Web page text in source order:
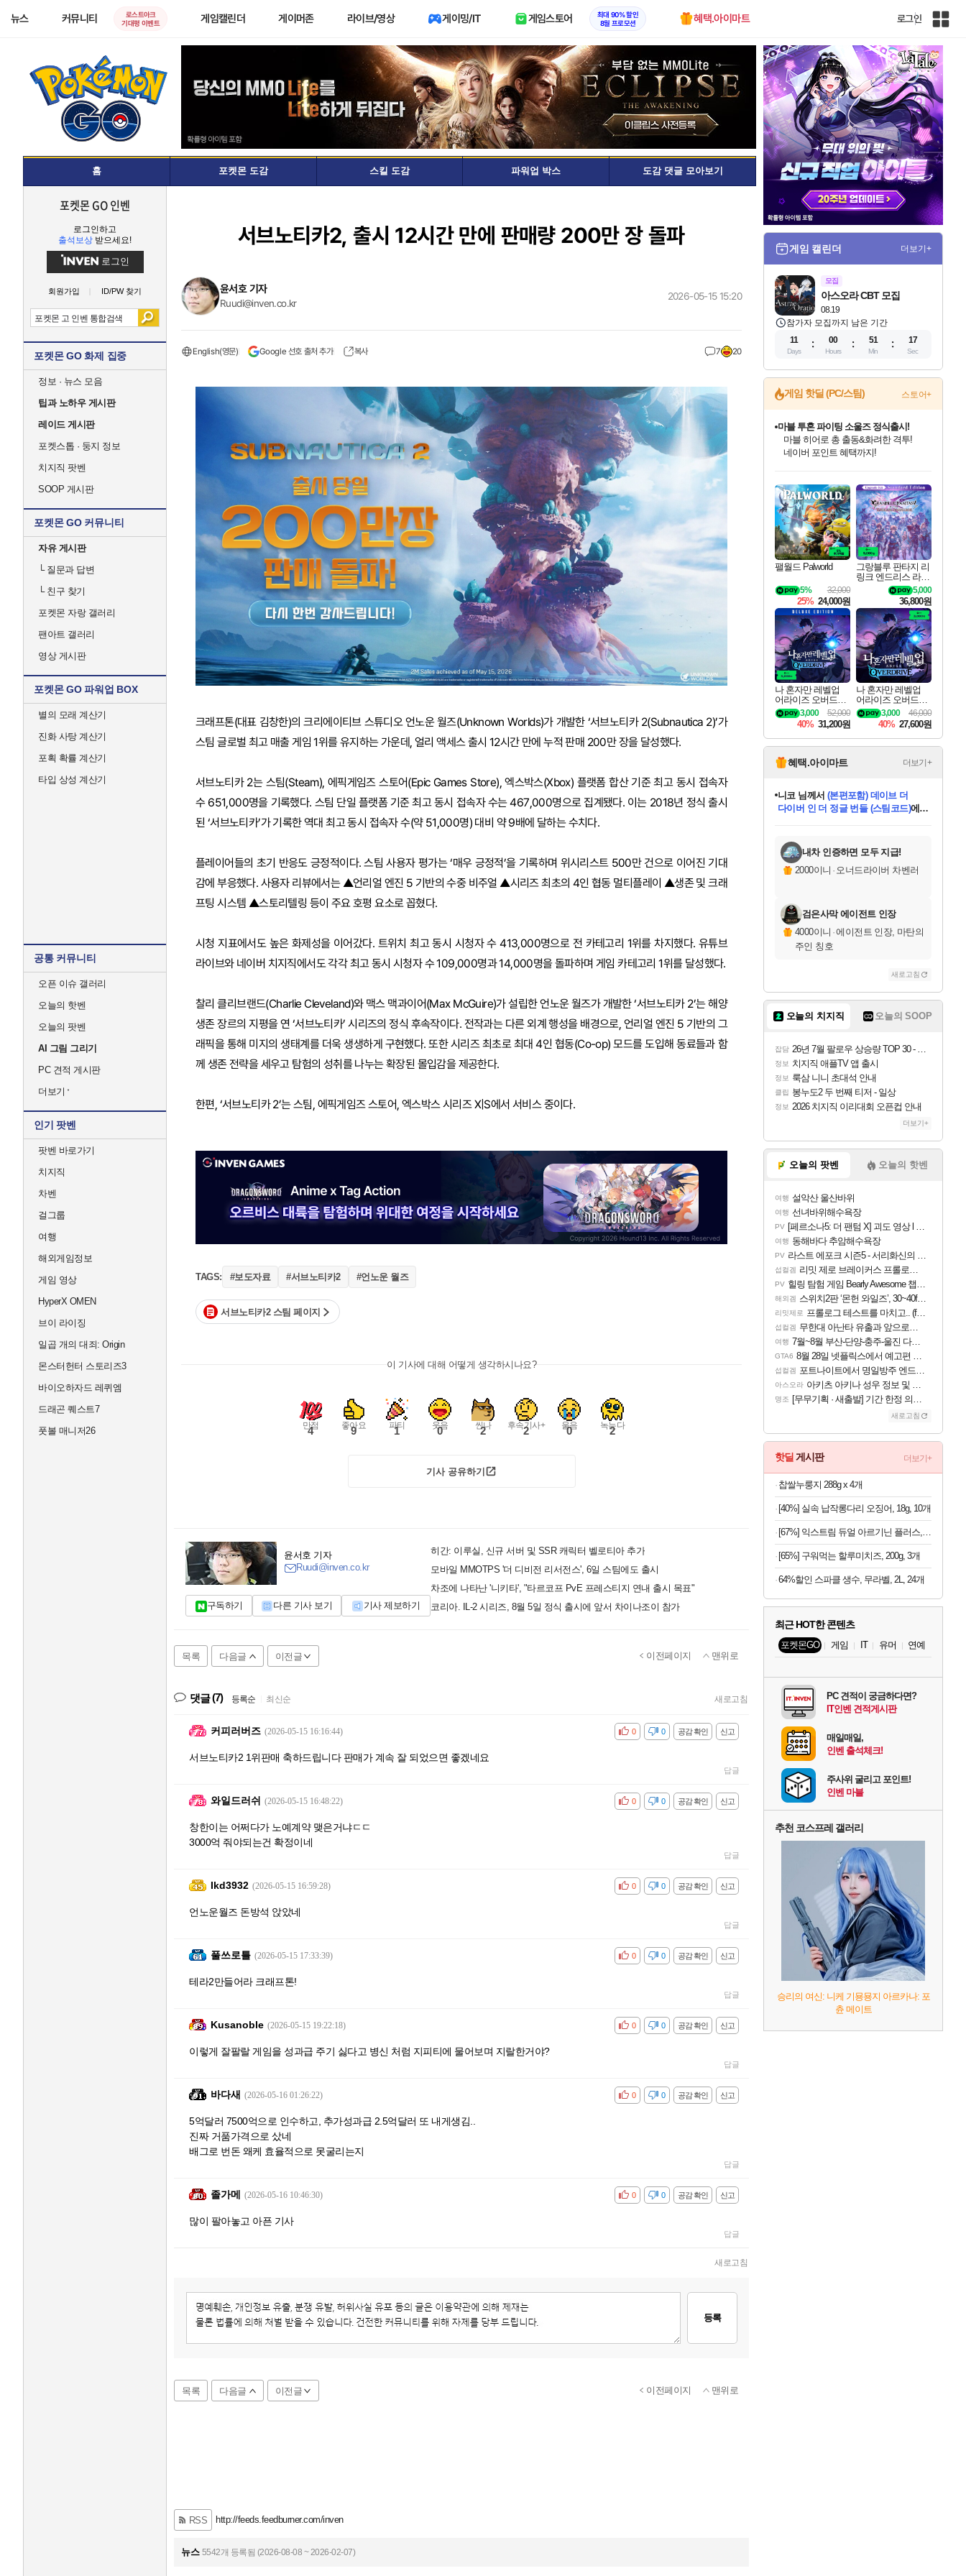
뉴스 커뮤니티
로스트아크
기대평 이벤트
게임캘린더 게이머존 라이브/영상 게이밍/IT 게임스토어
최대 90% 할인
8월 프로모션
혜택.아이마트 로그인
인
체
사
트
맵
홈 포켓몬 도감 스킬 도감 파워업 박스 도감 댓글 모아보기
포켓몬 GO 인벤
로그인하고
출석보상 받으세요!
로그인
회원가입 ID/PW 찾기
포켓몬 GO 화제 집중
정보 · 뉴스 모음
팁과 노하우 게시판
레이드 게시판
포켓스톱 · 둥지 정보
치지직 팟벤
SOOP 게시판
포켓몬 GO 커뮤니티
자유 게시판
└질문과 답변
└친구 찾기
포켓몬 자랑 갤러리
팬아트 갤러리
영상 게시판
포켓몬 GO 파워업 BOX
별의 모래 계산기
진화 사탕 계산기
포획 확률 계산기
타입 상성 계산기
공통 커뮤니티
오픈 이슈 갤러리
오늘의 핫벤
오늘의 팟벤
AI 그림 그리기
PC 견적 게시판
더보기
인기 팟벤
팟벤 바로가기
치지직
차벤
걸그룹
여행
해외게임정보
게임 영상
HyperX OMEN
브이 라이징
일곱 개의 대죄: Origin
몬스터헌터 스토리즈3
바이오하자드 레퀴엠
드래곤 퀘스트7
풋볼 매니저26
서브노티카2, 출시 12시간 만에 판매량 200만 장 돌파
윤서호 기자
Ruudi@inven.co.kr
English(영문) Google 선호 출처 추가 복사 7 20
2026-05-15 15:20
크래프톤(대표 김창한)의 크리에이티브 스튜디오 언노운 월즈(Unknown Worlds)가 개발한 ‘서브노티카 2(Subnautica 2)’가
스팀 글로벌 최고 매출 게임 1위를 유지하는 가운데, 얼리 액세스 출시 12시간 만에 누적 판매 200만 장을 달성했다.
서브노티카 2는 스팀(Steam), 에픽게임즈 스토어(Epic Games Store), 엑스박스(Xbox) 플랫폼 합산 기준 최고 동시 접속자
수 651,000명을 기록했다. 스팀 단일 플랫폼 기준 최고 동시 접속자 수는 467,000명으로 집계됐다. 이는 2018년 정식 출시
된 ‘서브노티카’가 기록한 역대 최고 동시 접속자 수(약 51,000명) 대비 약 9배에 달하는 수치다.
플레이어들의 초기 반응도 긍정적이다. 스팀 사용자 평가는 ‘매우 긍정적’을 기록하며 위시리스트 500만 건으로 이어진 기대
감에 부응했다. 사용자 리뷰에서는 ▲언리얼 엔진 5 기반의 수중 비주얼 ▲시리즈 최초의 4인 협동 멀티플레이 ▲생존 및 크래
프팅 시스템 ▲스토리텔링 등이 주요 호평 요소로 꼽혔다.
시청 지표에서도 높은 화제성을 이어갔다. 트위치 최고 동시 시청자 수 413,000명으로 전 카테고리 1위를 차지했다. 유튜브
라이브와 네이버 치지직에서도 각각 최고 동시 시청자 수 109,000명과 14,000명을 돌파하며 게임 카테고리 1위를 달성했다.
찰리 클리브랜드(Charlie Cleveland)와 맥스 맥과이어(Max McGuire)가 설립한 언노운 월즈가 개발한 ‘서브노티카 2’는 해양
생존 장르의 지평을 연 ‘서브노티카’ 시리즈의 정식 후속작이다. 전작과는 다른 외계 행성을 배경으로, 언리얼 엔진 5 기반의 그
래픽을 통해 미지의 생태계를 더욱 생생하게 구현했다. 또한 시리즈 최초로 최대 4인 협동(Co-op) 모드를 도입해 동료들과 함
께 생존 전략을 세우고 탐험의 성취를 나누는 확장된 몰입감을 제공한다.
한편, ‘서브노티카 2’는 스팀, 에픽게임즈 스토어, 엑스박스 시리즈 X|S에서 서비스 중이다.
TAGS: #보도자료 #서브노티카2 #언노운 월즈
서브노티카2 스팀 페이지
이 기사에 대해 어떻게 생각하시나요?
만점
4 좋아요
9 파티
1 웃음
0 씬나
2 후속기사+
2 울음
0 녹는다
2
기사 공유하기
윤서호 기자
Ruudi@inven.co.kr
구독하기 다른 기사 보기 기사 제보하기
히간: 이루실, 신규 서버 및 SSR 캐릭터 벨로티아 추가
모바일 MMOTPS '더 디비전 리서전스', 6일 스팀에도 출시
차조에 나타난 '니키타', "타르코프 PvE 프레스티지 연내 출시 목표"
코리아. IL-2 시리즈, 8월 5일 정식 출시에 앞서 차이나조이 참가
목록 다음글 이전글 이전페이지 맨위로
댓글(7) 등록순 최신순 새로고침
커피러버즈 (2026-05-15 16:16:44) 신고
공감 확인
비공감 0
0
서브노티카2 1위판매 축하드립니다 판매가 계속 잘 되었으면 좋겠네요
답글
와일드러쉬 (2026-05-15 16:48:22) 신고
공감 확인
비공감 0
0
창한이는 어쩌다가 노예계약 맺은거냐ㄷㄷ
3000억 줘야되는건 확정이네
답글
Ikd3932 (2026-05-15 16:59:28) 신고
공감 확인
비공감 0
0
언노운월즈 돈방석 앉았네
답글
풀쓰로틀 (2026-05-15 17:33:39) 신고
공감 확인
비공감 0
0
테라2만들어라 크래프톤!
답글
Kusanoble (2026-05-15 19:22:18) 신고
공감 확인
비공감 0
0
이렇게 잘팔랄 게임을 성과급 주기 싫다고 병신 처럼 지피티에 물어보며 지랄한거야?
답글
바다새 (2026-05-16 01:26:22) 신고
공감 확인
비공감 0
0
5억달러 7500억으로 인수하고, 추가성과급 2.5억달러 또 내게생김..
진짜 거품가격으로 샀네
배그로 번돈 왜케 효율적으로 못굴리는지
답글
졸가메 (2026-05-16 10:46:30) 신고
공감 확인
비공감 0
0
많이 팔아놓고 아픈 기사
답글
새로고침
등록
목록 다음글 이전글 이전페이지 맨위로
RSS http://feeds.feedburner.com/inven
뉴스 5542개 등록됨 (2026-08-08 ~ 2026-02-07)
게임 캘린더 더보기+
모집
08.19
아스오라 CBT 모집
참가자 모집까지 남은 기간
11
Days
00
Hours
51
Min
16
Sec
게임 핫딜 (PC/스팀) 스토어+
최대 90% 할인가를 만나보세요!
네이버혜택과 함께 만나보세요!
50%할인&추가 적립까지!
마블 투혼 파이팅 소울즈 정식출시!
마블 히어로 총 출동&화려한 격투!
네이버 포인트 혜택까지!
이니&베니 혜택까지!
네이버 혜택가와 함께 예약하세요!
할인&네이버혜택으로 만나보세요!
네이버페이 혜택과 만나보세요!
40주년 프로모션으로 만나보세요!
할인가에 만나보세요!
일부 에디션 상시 할인!
혜택으로 예약 판매 중
편안하게 충전하세요
팰월드 Palworld
32,000
5%
25% 24,000원
그랑블루 판타지 리
링크 엔드리스 라그
나로크 업그레이드
킷 Granblue Fantasy
Relink Endless Ragn
arok Upgrade Kit DL
C
5,000
36,800원
나 혼자만 레벨업
어라이즈 오버드라
이브 디럭스 에디션
Solo Leveling Arise
Overdrive Deluxe Edi
tion
52,000
3,000
40% 31,200원
나 혼자만 레벨업
어라이즈 오버드라
이브 Solo Leveling A
rise
46,000
3,000
40% 27,600원
혜택.아이마트 더보기+
교환.
당첨되셨습니다.
니코님께서 (본편포함) 데이브 더
다이버 인 더 정글 번들 (스팀코드)에
당첨되셨습니다.
당첨되셨습니다.
당첨되셨습니다.
당첨되셨습니다.
당첨되셨습니다.
에디션 (스팀코드)를 교환.
당첨되셨습니다.
내차 인증하면 모두 지급!
2000이니 · 오너드라이버 차벤러
검은사막 에이전트 인장
4000이니 ·에이전트 인장, 마탄의
주인 칭호
새로고침
오늘의 치지직 오늘의 SOOP
잡담 26년 7월 팔로우 상승량 TOP 30 - 월간 치지직
정보 치지직 애플TV 앱 출시
정보 룩삼 니니 초대석 안내
클립 봉누도2 두 번째 티저 - 일상
정보 2026 치지직 이리대회 오픈컵 안내
더보기+
오늘의 팟벤 오늘의 핫벤
여행 설악산 울산바위
여행 선녀바위해수욕장
PV [페르소나5: 더 팬텀 X] 괴도 영상 l 타카마키 안·댄싱 스타
여행 동해바다 추암해수욕장
PV 라스트 에포크 시즌5 - 서리화신의 분노 티저
섭컬겜 리밋 제로 브레이커스 프롤로그 테스트 후기 영상 업로드
PV 힐링 탐험 게임 Bearly Awesome 챕터 1 트레일러
해외겜 스위치2판 ‘몬헌 와일즈’, 30~40fps 목표 추정
리밋제로 프롤로그 테스트를 마치고.. (feat. 리아)
섭컬겜 무한대 아난타 유출과 앞으로의 예상 (루머)
여행 7월~8월 부산-단양-충주-울진 다녀왔어요~
GTA6 8월 28일 넷플릭스에서 예고편 공개 예정
섭컬겜 포트나이트에서 명일방주 엔드필드 [펠리카] 판매 예정
아스오라 아키츠 아키나 성우 정보 및 주요 필모
명조 [무무기획 · 새출발] 기간 한정 의뢰 이벤트
새로고침
핫딜 게시판 더보기+
찹쌀누룽지 288g x 4개
[40%] 실속 납작롱다리 오징어, 18g, 10개
[67%] 익스트림 듀얼 아르기닌 플러스, 120정, 1개
[65%] 구워먹는 할루미치즈, 200g, 3개
64%할인 스파클 생수, 무라벨, 2L, 24개
최근 HOT한 콘텐츠
포켓몬GO 게임 IT 유머 연예
PC 견적이 궁금하다면?
IT인벤 견적게시판
매일매일,
인벤 출석체크!
주사위 굴리고 포인트!
인벤 마블
추천 코스프레 갤러리
승리의 여신: 니케 기묭묭지 아르카나: 포
츈 메이트